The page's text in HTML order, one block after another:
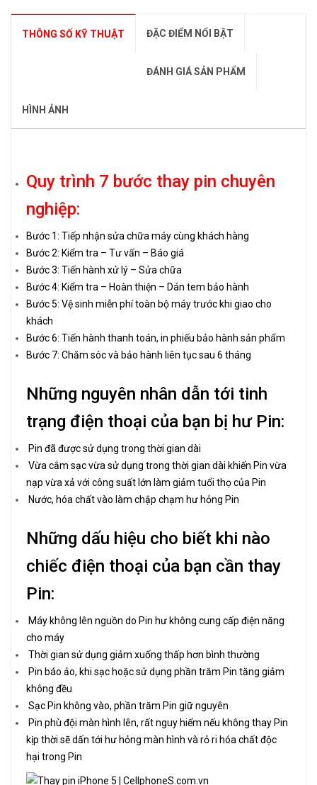
THÔNG SỐ KỸ THUẬT ĐẶC ĐIỂM NỔI BẬT
ĐÁNH GIÁ SẢN PHẨM
HÌNH ẢNH
Quy trình 7 bước thay pin chuyên
nghiệp:
Bước 1: Tiếp nhận sửa chữa máy cùng khách hàng
Bước 2: Kiểm tra – Tư vấn – Báo giá
Bước 3: Tiến hành xử lý – Sửa chữa
Bước 4: Kiểm tra – Hoàn thiện – Dán tem bảo hành
Bước 5: Vệ sinh miễn phí toàn bộ máy trước khi giao cho
khách
Bước 6: Tiến hành thanh toán, in phiếu bảo hành sản phẩm
Bước 7: Chăm sóc và bảo hành liên tục sau 6 tháng
Những nguyên nhân dẫn tới tinh
trạng điện thoại của bạn bị hư Pin:
Pin đã được sử dụng trong thời gian dài
Vừa cắm sạc vừa sử dụng trong thời gian dài khiến Pin vừa
nạp vừa xả với công suất lớn làm giảm tuổi thọ của Pin
Nước, hóa chất vào làm chập chạm hư hỏng Pin
Những dấu hiệu cho biết khi nào
chiếc điện thoại của bạn cần thay
Pin:
Máy không lên nguồn do Pin hư không cung cấp điện năng
cho máy
Thời gian sử dụng giảm xuống thấp hơn bình thường
Pin báo ảo, khi sạc hoặc sử dụng phần trăm Pin tăng giảm
không đều
Sạc Pin không vào, phần trăm Pin giữ nguyên
Pin phù đội màn hình lên, rất nguy hiểm nếu không thay Pin
kịp thời sẽ dấn tới hư hỏng màn hình và rỏ ri hóa chất độc
hại trong Pin